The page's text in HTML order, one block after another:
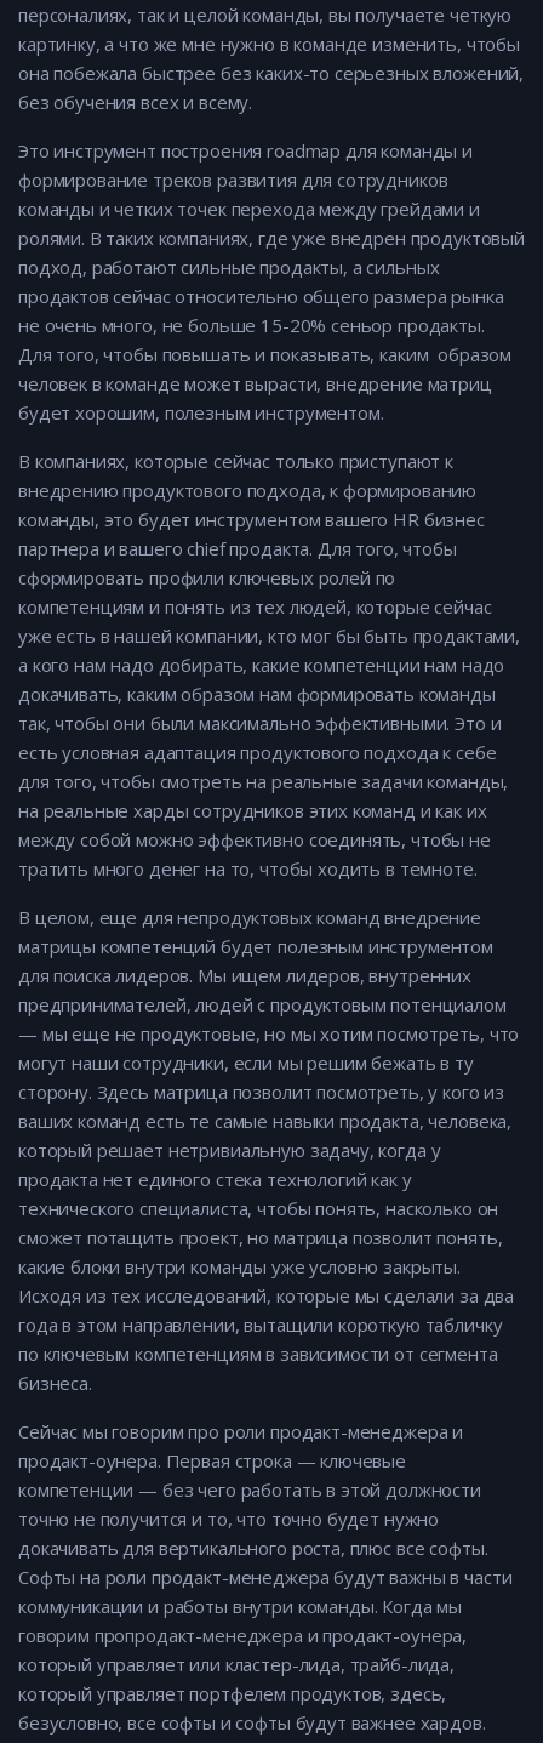
персоналиях, так и целой команды, вы получаете четкую
картинку, а что же мне нужно в команде изменить, чтобы
она побежала быстрее без каких-то серьезных вложений,
без обучения всех и всему.
Это инструмент построения roadmap для команды и
формирование треков развития для сотрудников
команды и четких точек перехода между грейдами и
ролями. В таких компаниях, где уже внедрен продуктовый
подход, работают сильные продакты, а сильных
продактов сейчас относительно общего размера рынка
не очень много, не больше 15-20% сеньор продакты.
Для того, чтобы повышать и показывать, каким образом
человек в команде может вырасти, внедрение матриц
будет хорошим, полезным инструментом.
В компаниях, которые сейчас только приступают к
внедрению продуктового подхода, к формированию
команды, это будет инструментом вашего HR бизнес
партнера и вашего chief продакта. Для того, чтобы
сформировать профили ключевых ролей по
компетенциям и понять из тех людей, которые сейчас
уже есть в нашей компании, кто мог бы быть продактами,
а кого нам надо добирать, какие компетенции нам надо
докачивать, каким образом нам формировать команды
так, чтобы они были максимально эффективными. Это и
есть условная адаптация продуктового подхода к себе
для того, чтобы смотреть на реальные задачи команды,
на реальные харды сотрудников этих команд и как их
между собой можно эффективно соединять, чтобы не
тратить много денег на то, чтобы ходить в темноте.
В целом, еще для непродуктовых команд внедрение
матрицы компетенций будет полезным инструментом
для поиска лидеров. Мы ищем лидеров, внутренних
предпринимателей, людей с продуктовым потенциалом
— мы еще не продуктовые, но мы хотим посмотреть, что
могут наши сотрудники, если мы решим бежать в ту
сторону. Здесь матрица позволит посмотреть, у кого из
ваших команд есть те самые навыки продакта, человека,
который решает нетривиальную задачу, когда у
продакта нет единого стека технологий как у
технического специалиста, чтобы понять, насколько он
сможет потащить проект, но матрица позволит понять,
какие блоки внутри команды уже условно закрыты.
Исходя из тех исследований, которые мы сделали за два
года в этом направлении, вытащили короткую табличку
по ключевым компетенциям в зависимости от сегмента
бизнеса.
Сейчас мы говорим про роли продакт-менеджера и
продакт-оунера. Первая строка — ключевые
компетенции — без чего работать в этой должности
точно не получится и то, что точно будет нужно
докачивать для вертикального роста, плюс все софты.
Софты на роли продакт-менеджера будут важны в части
коммуникации и работы внутри команды. Когда мы
говорим пропродакт-менеджера и продакт-оунера,
который управляет или кластер-лида, трайб-лида,
который управляет портфелем продуктов, здесь,
безусловно, все софты и софты будут важнее хардов.